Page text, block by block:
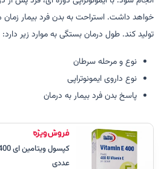
خواهد داشت. استراحت به بدن فرد بیمار
تولید کند. طول درمان بستگی به موارد زیر دارد:
نوع و مرحله سرطان
نوع داروی ایمونوتراپی
پاسخ بدن فرد بیمار به درمان
عددی